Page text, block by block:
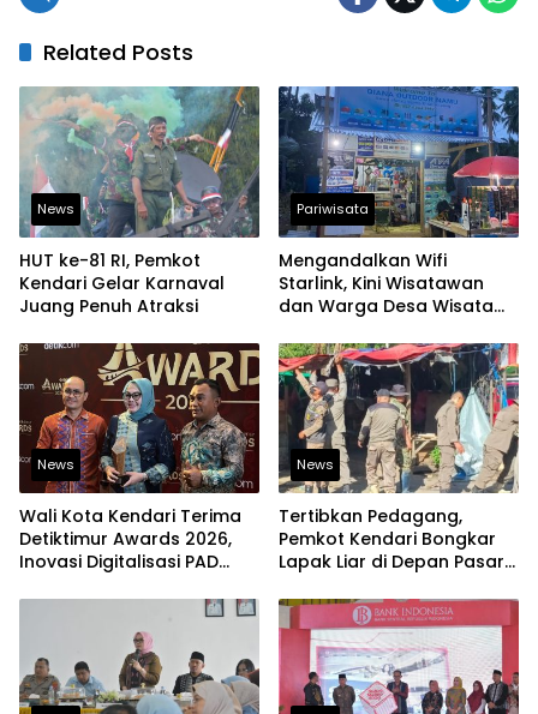
Related Posts
News
HUT ke-81 RI, Pemkot
Kendari Gelar Karnaval
Juang Penuh Atraksi
Pariwisata
Mengandalkan Wifi
Starlink, Kini Wisatawan
dan Warga Desa Wisata
Mengakses Transaksi
Digital
News
Wali Kota Kendari Terima
Detiktimur Awards 2026,
Inovasi Digitalisasi PAD
News
Tertibkan Pedagang,
Pemkot Kendari Bongkar
Lapak Liar di Depan Pasar